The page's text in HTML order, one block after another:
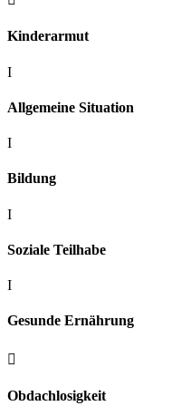
Kinderarmut
I
Allgemeine Situation
I
Bildung
I
Soziale Teilhabe
I
Gesunde Ernährung

Obdachlosigkeit